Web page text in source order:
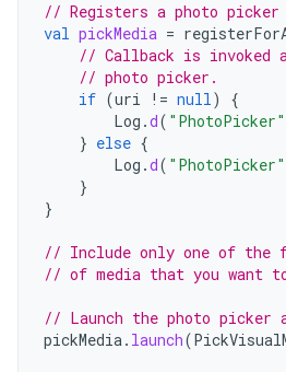
// Registers a photo
val pickMedia =
// Callback is invoked
// photo picker.
if (uri != null)
{
Log .d( "PhotoPicker"
} else {
Log .d( "PhotoPicker"
}
}
// Include only one of the
// of media that you want
// Launch the photo picker
pickMedia. launch(